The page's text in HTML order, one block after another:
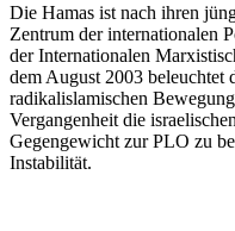
Die Hamas ist nach ihren
Zentrum der internationalen
der Internationalen
dem August 2003 beleuchtet
radikalislamischen
Vergangenheit die
Gegengewicht zur PLO zu
Instabilität.